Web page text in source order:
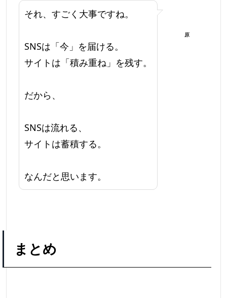
それ、すごく大事ですね。
SNSは「今」を届ける。
サイトは「積み重ね」を残す。
だから、
SNSは流れる、
サイトは蓄積する。
なんだと思います。
原
まとめ